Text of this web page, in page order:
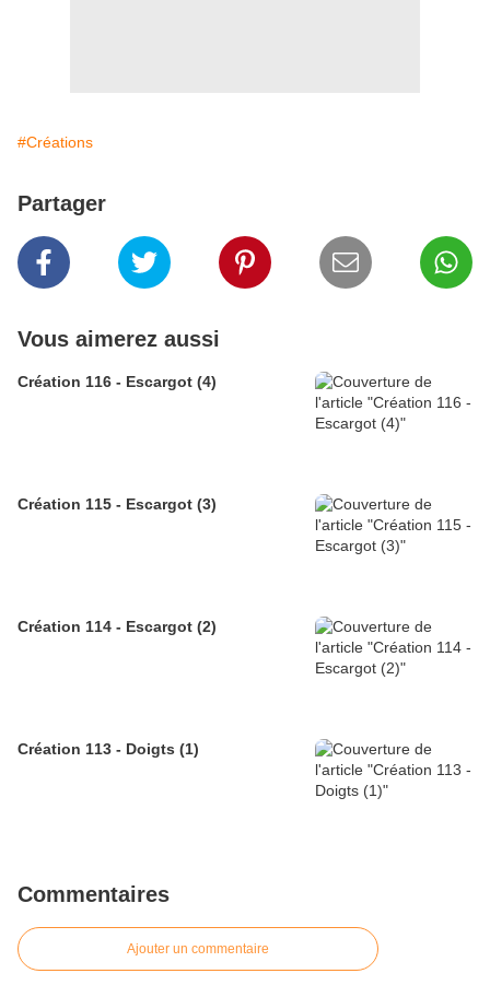
#Créations
Partager
Vous aimerez aussi
Création 116 - Escargot (4)
Création 115 - Escargot (3)
Création 114 - Escargot (2)
Création 113 - Doigts (1)
Commentaires
Ajouter un commentaire